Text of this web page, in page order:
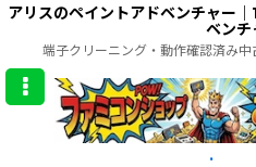
アリスのペイントアドベンチャー
ベンチ
端子クリーニング・動作確認済み
.